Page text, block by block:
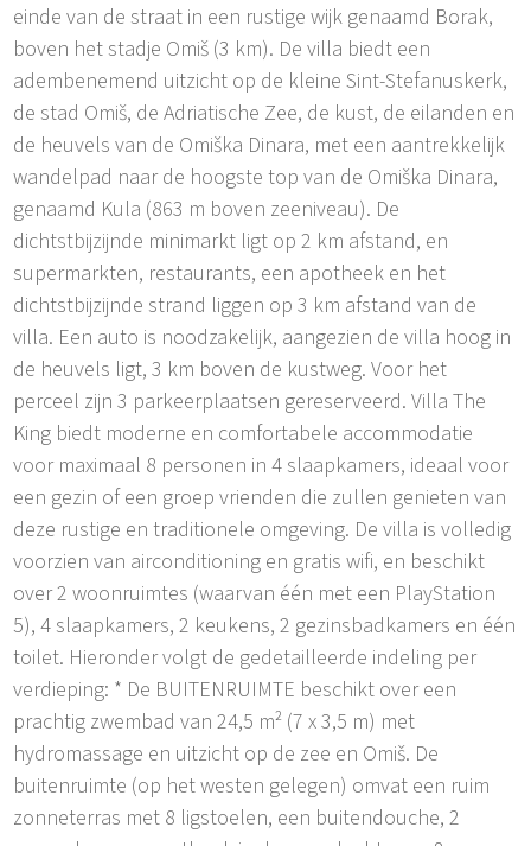
einde van de straat in een rustige wijk genaamd Borak,
boven het stadje Omiš (3 km). De villa biedt een
adembenemend uitzicht op de kleine Sint-Stefanuskerk,
de stad Omiš, de Adriatische Zee, de kust, de eilanden en
de heuvels van de Omiška Dinara, met een aantrekkelijk
wandelpad naar de hoogste top van de Omiška Dinara,
genaamd Kula (863 m boven zeeniveau). De
dichtstbijzijnde minimarkt ligt op 2 km afstand, en
supermarkten, restaurants, een apotheek en het
dichtstbijzijnde strand liggen op 3 km afstand van de
villa. Een auto is noodzakelijk, aangezien de villa hoog in
de heuvels ligt, 3 km boven de kustweg. Voor het
perceel zijn 3 parkeerplaatsen gereserveerd. Villa The
King biedt moderne en comfortabele accommodatie
voor maximaal 8 personen in 4 slaapkamers, ideaal voor
een gezin of een groep vrienden die zullen genieten van
deze rustige en traditionele omgeving. De villa is volledig
voorzien van airconditioning en gratis wifi, en beschikt
over 2 woonruimtes (waarvan één met een PlayStation
5), 4 slaapkamers, 2 keukens, 2 gezinsbadkamers en één
toilet. Hieronder volgt de gedetailleerde indeling per
verdieping: * De BUITENRUIMTE beschikt over een
prachtig zwembad van 24,5 m² (7 x 3,5 m) met
hydromassage en uitzicht op de zee en Omiš. De
buitenruimte (op het westen gelegen) omvat een ruim
zonneterras met 8 ligstoelen, een buitendouche, 2